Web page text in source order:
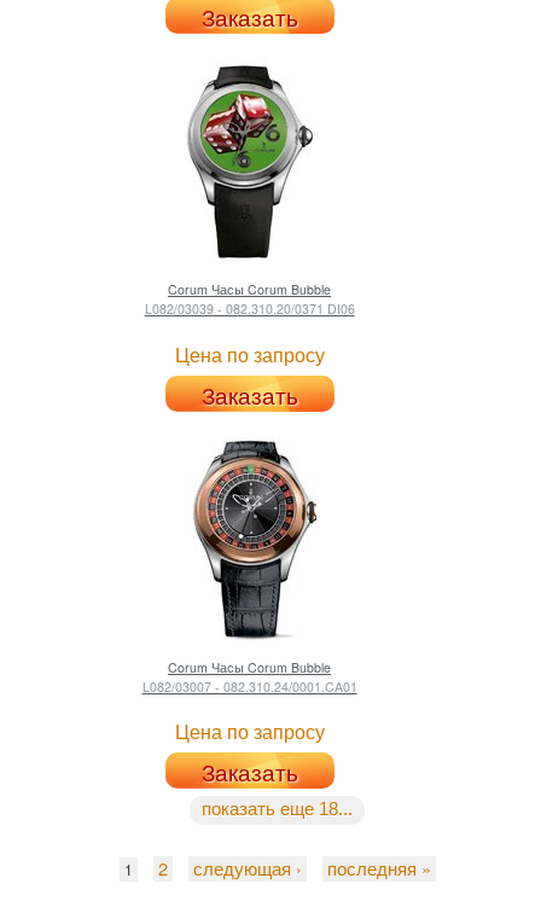
Заказать
Corum Часы Corum Bubble
L082/03039 - 082.310.20/0371 DI06
Цена по запросу
Заказать
Corum Часы Corum Bubble
L082/03007 - 082.310.24/0001.CA01
Цена по запросу
Заказать
показать еще 18...
1 2 следующая › последняя »